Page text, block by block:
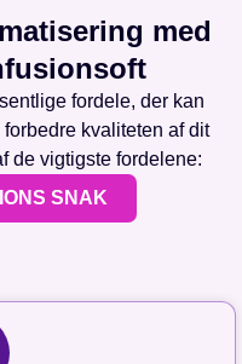
med
fordele, der kan
kvaliteten af dit
de vigtigste fordelene:
SNAK